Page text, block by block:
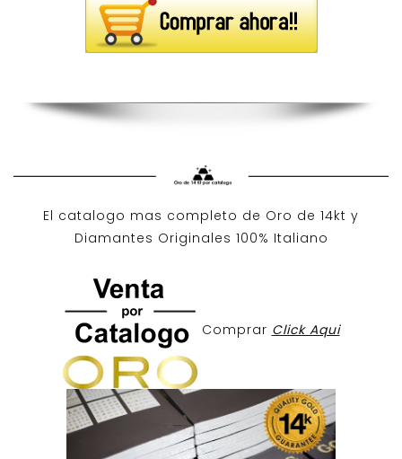
El catalogo mas completo de Oro de 14kt y
Diamantes Originales 100% Italiano
Comprar Click Aqui